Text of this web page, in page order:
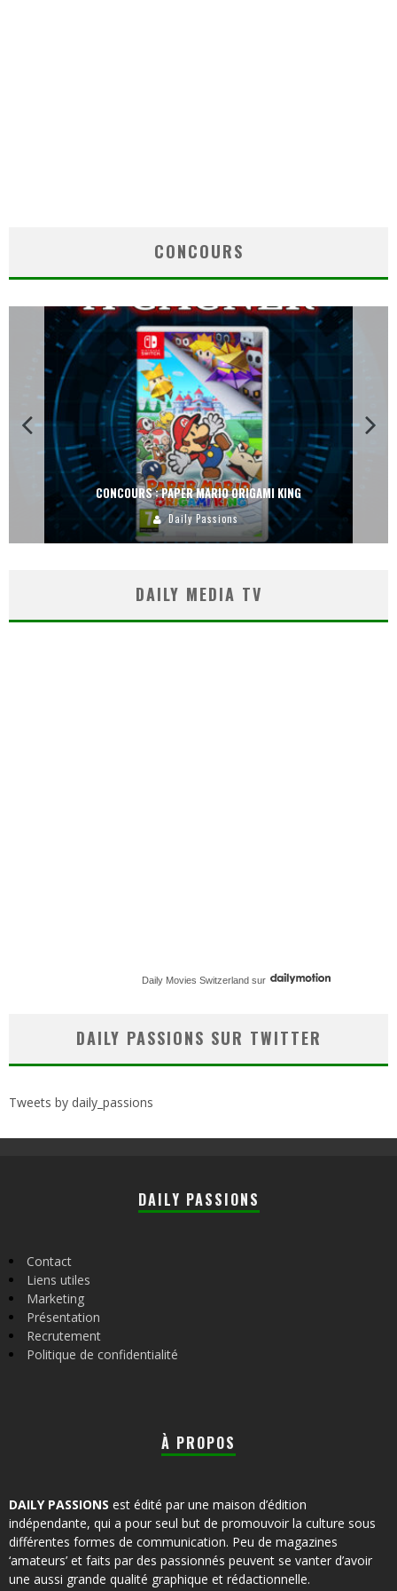
CONCOURS
CONCOURS : PAPER MARIO ORIGAMI KING
Daily Passions
DAILY MEDIA TV
Daily Movies Switzerland sur
DAILY PASSIONS SUR TWITTER
Tweets by daily_passions
DAILY PASSIONS
Contact
Liens utiles
Marketing
Présentation
Recrutement
Politique de confidentialité
À PROPOS
DAILY PASSIONS est édité par une maison d’édition
indépendante, qui a pour seul but de promouvoir la culture sous
différentes formes de communication. Peu de magazines
‘amateurs’ et faits par des passionnés peuvent se vanter d’avoir
une aussi grande qualité graphique et rédactionnelle.